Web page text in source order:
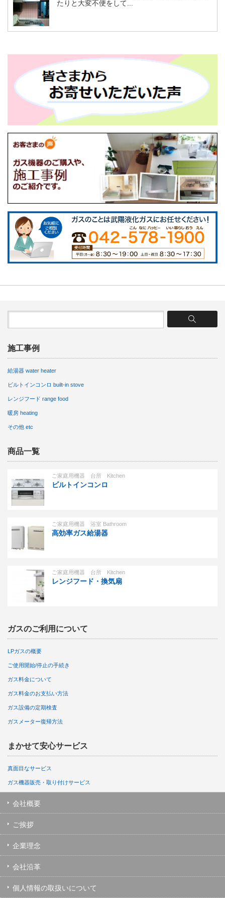
たりと大変不便をして...
施工事例
給湯器 water heater
ビルトインコンロ built-in stove
レンジフード range food
暖房 heating
その他 etc
商品一覧
ご家庭用機器 台所 Kitchen
ビルトインコンロ
ご家庭用機器 浴室 Bathroom
高効率ガス給湯器
ご家庭用機器 台所 Kitchen
レンジフード・換気扇
ガスのご利用について
LPガスの概要
ご使用開始/停止の手続き
ガス料金について
ガス料金のお支払い方法
ガス設備の定期検査
ガスメーター復帰方法
まかせて安心サービス
真面目なサービス
ガス機器販売・取り付けサービス
会社概要
ご挨拶
企業理念
会社沿革
個人情報の取扱いについて